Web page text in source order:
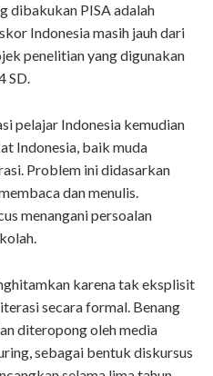
dibakukan PISA adalah
Indonesia masih jauh dari
penelitian yang digunakan
SD.
pelajar Indonesia kemudian
Indonesia, baik muda
Problem ini didasarkan
dan menulis.
menangani persoalan
karena tak eksplisit
secara formal. Benang
diteropong oleh media
sebagai bentuk diskursus